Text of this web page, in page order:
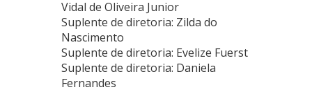
Vidal de Oliveira Junior
Suplente de diretoria: Zilda do
Nascimento
Suplente de diretoria: Evelize Fuerst
Suplente de diretoria: Daniela
Fernandes